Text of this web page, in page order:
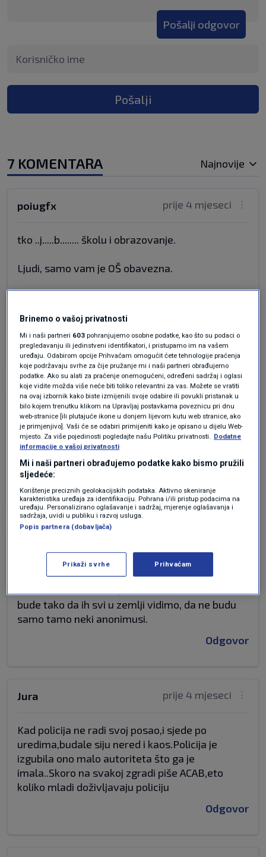
Pošalji odgovor
Pošalji
7 KOMENTARA Najnovije
prije 4 mjeseci
poiugfx
tko ..j.....b........ školu i obrazovanje.
Ljudi, samo vam je OŠ obavezna.
znaju"⁉️
Odgovor
prije 4 mjeseci
matalan
Širenje panike i ugrožavanje djece proglasiti
terorom i najoštrije kažnjavati...buksa bar deset
godina,.
Odgovor
Ajd da doživimo da te fukare ulove i vidimo
bude tako da ih svi u zemlji vidimo, da ne budu
samo tamo neki anonimusi.
Odgovor
prije 4 mjeseci
Jura
Kad policija ne radi svoj posao,i sjede po
uredima,budale siju nered i kaos.Policija je
izgubila ono malo autoriteta što ga je
imala..Skoro na svakoj zgradi piše ACAB,eto
koliko mladi doživljavaju policiju
Odgovor
Brinemo o vašoj privatnosti
Mi i naši partneri 603 pohranjujemo osobne podatke, kao što su podaci o
pregledavanju ili jedinstveni identifikatori, i pristupamo im na vašem
uređaju. Odabirom opcije Prihvaćam omogućit ćete tehnologije praćenja
koje podržavaju svrhe za čije pružanje mi i naši partneri obrađujemo
podatke. Ako su alati za praćenje onemogućeni, određeni sadržaj i oglasi
koje vidite možda više neće biti toliko relevantni za vas. Možete se vratiti
na ovaj izbornik kako biste izmijenili svoje odabire ili povukli pristanak u
bilo kojem trenutku klikom na Upravljaj postavkama poveznicu pri dnu
web-stranice [ili plutajuće ikone u donjem lijevom kutu web stranice, ako
je primjenjivo]. Vaši će se odabiri primijeniti kako je opisano u dijelu Web-
mjesto. Za više pojedinosti pogledajte našu Politiku privatnosti. Dodatne
informacije o vašoj privatnosti
Mi i naši partneri obrađujemo podatke kako bismo pružili
sljedeće:
Korištenje preciznih geolokacijskih podataka. Aktivno skeniranje
karakteristika uređaja za identifikaciju. Pohrana i/ili pristup podacima na
uređaju. Personalizirano oglašavanje i sadržaj, mjerenje oglašavanja i
sadržaja, uvidi u publiku i razvoj usluga.
Popis partnera (dobavljača)
Prikaži svrhe Prihvaćam